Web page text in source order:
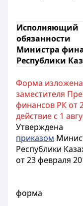
Исполняющий
обязанности
Министра
Республики
Форма
заместителя
финансов РК от
действие с 1
Утверждена
приказом
Республики
от 23 февраля
форма